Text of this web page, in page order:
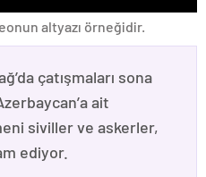
altyazı örneğidir.
çatışmaları sona
ait
siviller ve askerler,
ediyor.